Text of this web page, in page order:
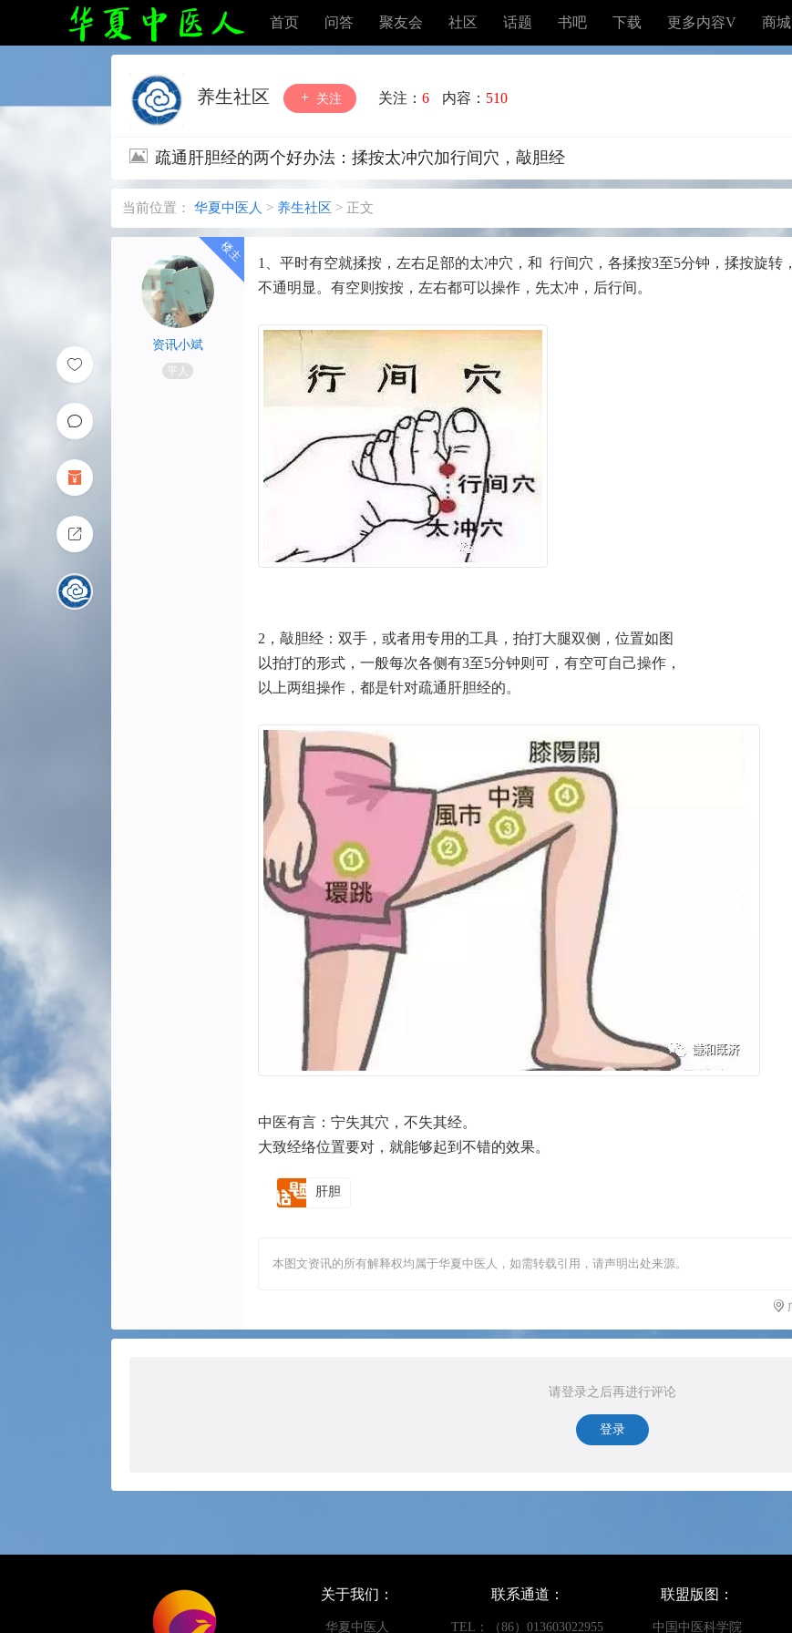
首页 问答 聚友会 社区 话题 书吧 下载 更多内容V 商城
养生社区 关注 关注： 6 内容： 510
疏通肝胆经的两个好办法：揉按太冲穴加行间穴，敲胆经
当前位置： 华夏中医人 > 养生社区 > 正文
资讯小斌
平人
1、平时有空就揉按，左右足部的太冲穴，和 行间穴，各揉按3至5分钟，揉按旋
不通明显。有空则按按，左右都可以操作，先太冲，后行间。
2，敲胆经：双手，或者用专用的工具，拍打大腿双侧，位置如图
以拍打的形式，一般每次各侧有3至5分钟则可，有空可自己操作，
以上两组操作，都是针对疏通肝胆经的。
中医有言：宁失其穴，不失其经。
大致经络位置要对，就能够起到不错的效果。
肝胆
本图文资讯的所有解释权均属于华夏中医人，如需转载引用，请声明出处来源。
请登录之后再进行评论
登录
关于我们：
华夏中医人
联系通道：
TEL：（86）013603022955
联盟版图：
中国中医科学院